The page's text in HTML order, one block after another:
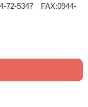
72-5347 FAX:0944-